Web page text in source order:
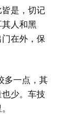
是，切记
人和黑
在外，保
多一点，其
少。车技